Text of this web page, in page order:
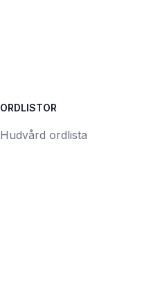
ORDLISTOR
Hudvård ordlista